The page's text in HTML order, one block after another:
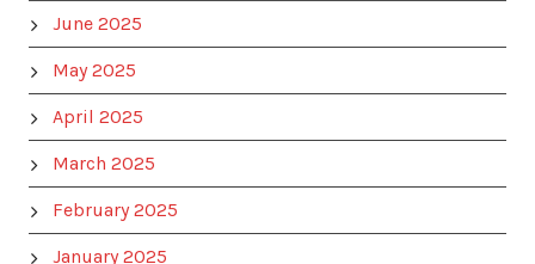
June 2025
May 2025
April 2025
March 2025
February 2025
January 2025